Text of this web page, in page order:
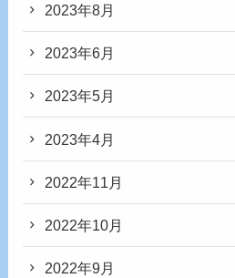
2023年8月
2023年6月
2023年5月
2023年4月
2022年11月
2022年10月
2022年9月